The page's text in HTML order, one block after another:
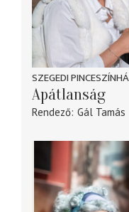
SZEGEDI
Apátlanság
Rendező Gál Tamás